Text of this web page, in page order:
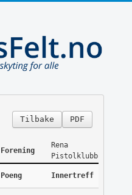
PDF
Tilbake
Forening
Rena
Pistolklubb
Poeng Innertreff